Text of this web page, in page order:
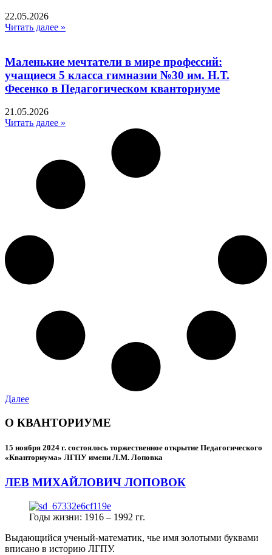
22.05.2026
Читать далее »
Маленькие мечтатели в мире профессий:
учащиеся 5 класса гимназии №30 им. Н.Т.
Фесенко в Педагогическом кванториуме
21.05.2026
Читать далее »
Далее
О КВАНТОРИУМЕ
15 ноября 2024 г. состоялось торжественное открытие Педагогического
«Кванториума» ЛГПУ имени Л.М. Лоповка
ЛЕВ МИХАЙЛОВИЧ ЛОПОВОК
Годы жизни: 1916 – 1992 гг.
Выдающийся ученый-математик, чье имя золотыми буквами
вписано в историю ЛГПУ.